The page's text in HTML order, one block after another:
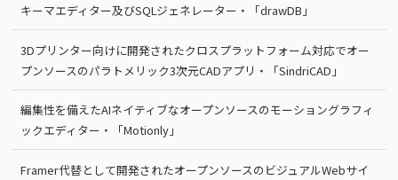
キーマエディター及びSQLジェネレーター・「drawDB」
3Dプリンター向けに開発されたクロスプラットフォーム対応でオー
プンソースのパラトメリック3次元CADアプリ・「SindriCAD」
編集性を備えたAIネイティブなオープンソースのモーショングラフィ
ックエディター・「Motionly」
Framer代替として開発されたオープンソースのビジュアルWebサイ